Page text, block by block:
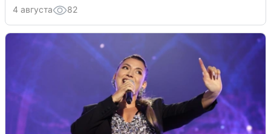
4 августа 82